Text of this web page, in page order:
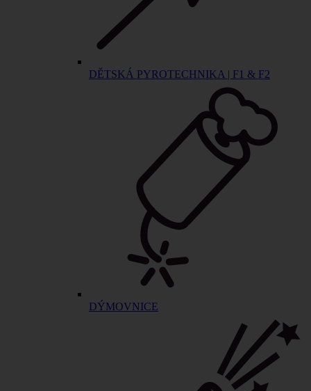
DĚTSKÁ PYROTECHNIKA | F1 & F2
DÝMOVNICE